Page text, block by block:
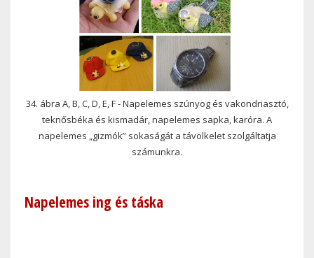
34. ábra A, B, C, D, E, F - Napelemes szúnyog és vakondriasztó,
teknősbéka és kismadár, napelemes sapka, karóra. A
napelemes „gizmók” sokaságát a távolkelet szolgáltatja
számunkra.
Napelemes ing és táska